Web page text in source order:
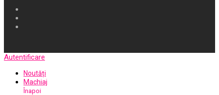
Autentificare
Noutăți
Machiaj
Înapoi